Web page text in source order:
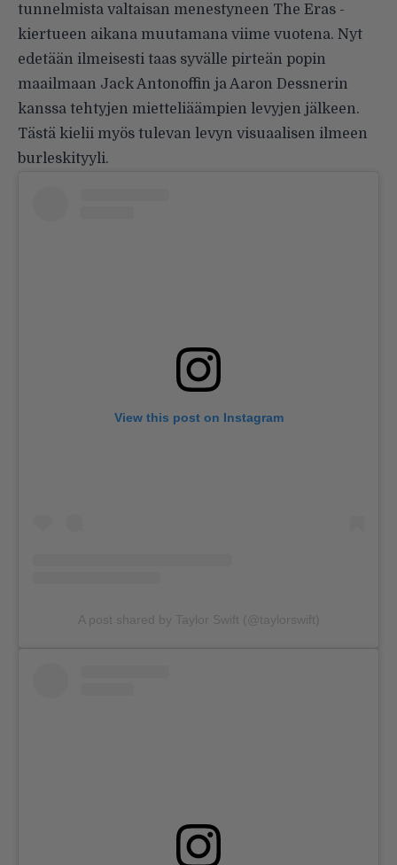
tunnelmista valtaisan menestyneen The Eras -
kiertueen aikana muutamana viime vuotena. Nyt
edetään ilmeisesti taas syvälle pirteän popin
maailmaan Jack Antonoffin ja Aaron Dessnerin
kanssa tehtyjen mietteliäämpien levyjen jälkeen.
Tästä kielii myös tulevan levyn visuaalisen ilmeen
burleskityyli.
View this post on Instagram
A post shared by Taylor Swift (@taylorswift)